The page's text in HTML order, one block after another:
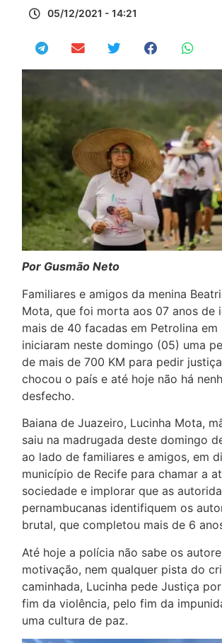
05/12/2021 - 14:21
Por Gusmão Neto
Familiares e amigos da menina
Mota, que foi morta aos 07 anos de
mais de 40 facadas em Petrolina em
iniciaram neste domingo (05) uma
de mais de 700 KM para pedir
chocou o país e até hoje não há
desfecho.
Baiana de Juazeiro, Lucinha Mota,
saiu na madrugada deste domingo
ao lado de familiares e amigos, em
município de Recife para chamar a
sociedade e implorar que as
pernambucanas identifiquem os
brutal, que completou mais de 6
Até hoje a polícia não sabe os
motivação, nem qualquer pista do
caminhada, Lucinha pede Justiça
fim da violência, pelo fim da
uma cultura de paz.